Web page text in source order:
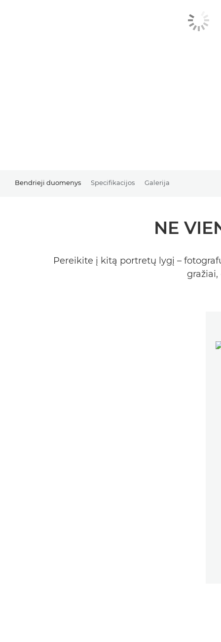
Bendrieji duomenys Specifikacijos Galerija
NE
Pereikite į kitą portretų lygį –